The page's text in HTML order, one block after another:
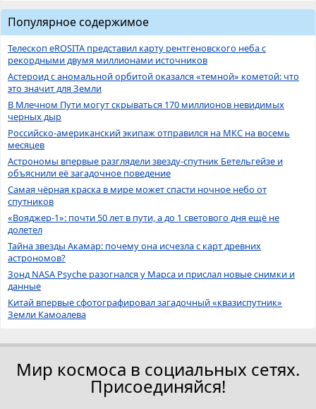
Популярное содержимое
Телескоп eROSITA представил карту рентгеновского неба с
рекордными двумя миллионами источников
Астероид с аномальной орбитой оказался «темной» кометой: что
это значит для Земли
В Млечном Пути могут скрываться 170 миллионов невидимых
черных дыр
Российско-американский экипаж отправился на МКС на восемь
месяцев
Астрономы впервые разглядели звезду-спутник Бетельгейзе и
объяснили её загадочное поведение
Самая чёрная краска в мире может спасти ночное небо от
спутников
«Вояджер-1»: почти 50 лет в пути, а до 1 светового дня ещё не
долетел
Тайна звезды Акамар: почему она исчезла с карт древних
астрономов?
Зонд NASA Psyche разогнался у Марса и прислал новые снимки и
данные
Китай впервые сфотографировал загадочный «квазиспутник»
Земли Камоалева
Мир космоса в социальных сетях.
Присоединяйся!